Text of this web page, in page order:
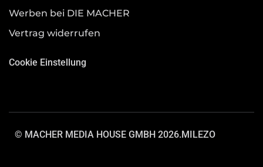
Werben bei DIE MACHER
Vertrag widerrufen
Cookie Einstellung
© MACHER MEDIA HOUSE GMBH 2026.MILEZO